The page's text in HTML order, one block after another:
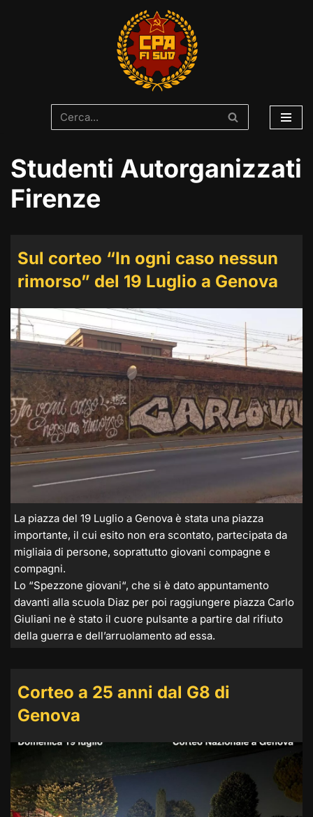
Studenti Autorganizzati
Firenze
Sul corteo “In ogni caso nessun
rimorso” del 19 Luglio a Genova
La piazza del 19 Luglio a Genova è stata una piazza
importante, il cui esito non era scontato, partecipata da
migliaia di persone, soprattutto giovani compagne e
compagni.
Lo “Spezzone giovani“, che si è dato appuntamento
davanti alla scuola Diaz per poi raggiungere piazza Carlo
Giuliani ne è stato il cuore pulsante a partire dal rifiuto
della guerra e dell’arruolamento ad essa.
Corteo a 25 anni dal G8 di
Genova